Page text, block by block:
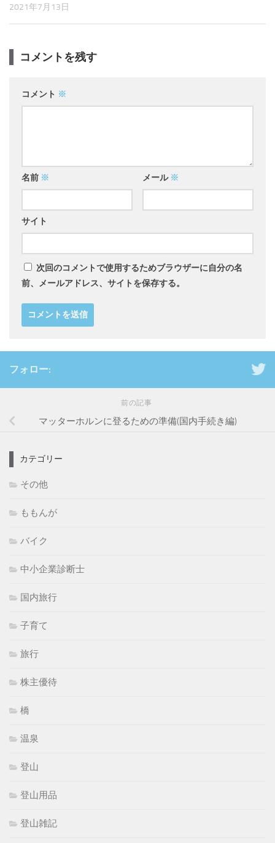
2021年7月13日
コメントを残す
コメント ※
名前 ※ メール ※
サイト
次回のコメントで使用するためブラウザーに自分の名
前、メールアドレス、サイトを保存する。
フォロー:
前の記事
マッターホルンに登るための準備(国内手続き編)
カテゴリー
その他
ももんが
バイク
中小企業診断士
国内旅行
子育て
旅行
株主優待
橋
温泉
登山
登山用品
登山雑記